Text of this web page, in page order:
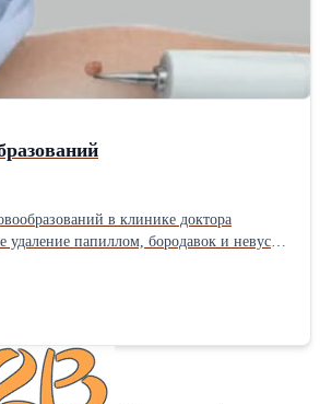
в клинике доктора
папиллом, бородавок и невусов
удалённого материала, быстрая
эстетично, эффективно для